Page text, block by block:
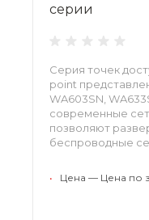
серии
Серия точек
point
WA603SN,
современные
позволяют
беспроводные
средствами
• Цена — Цена по